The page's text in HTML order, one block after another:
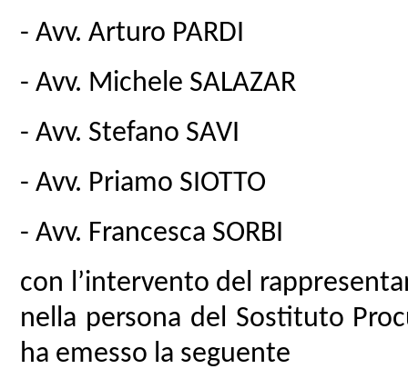
- Avv. Arturo PARDI
- Avv. Michele SALAZAR
- Avv. Stefano SAVI
- Avv. Priamo SIOTTO
- Avv. Francesca SORBI
con l’intervento del
nella persona del Sostituto
ha emesso la seguente